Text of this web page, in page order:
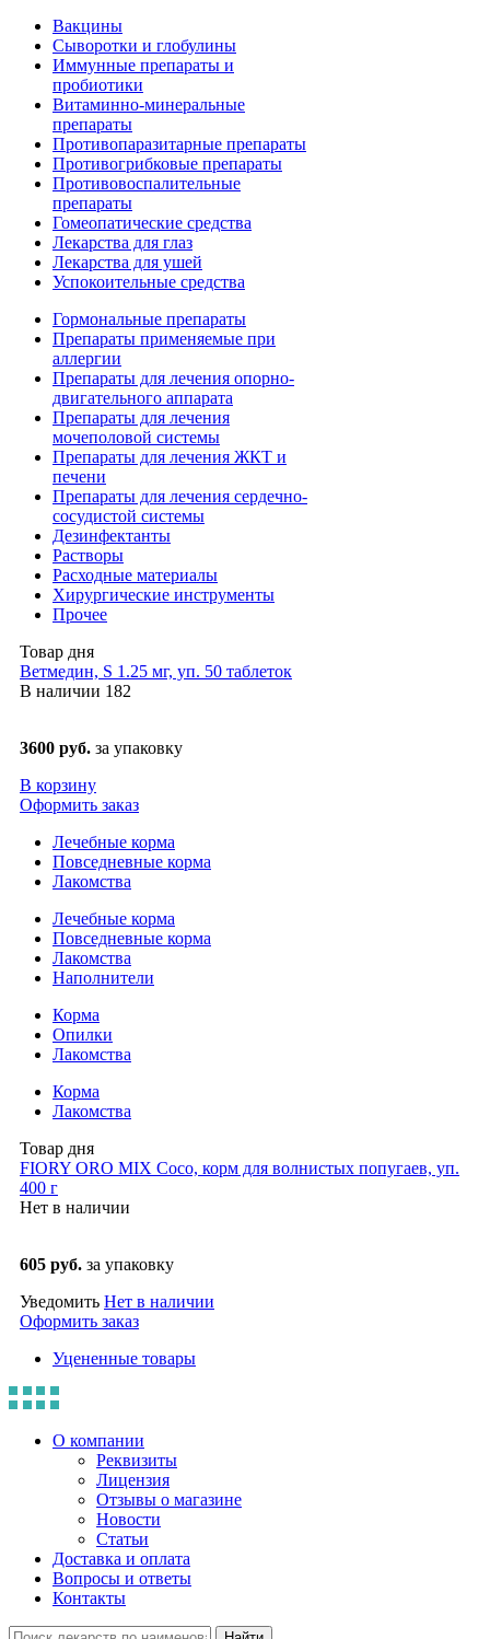
Вакцины
Сыворотки и глобулины
Иммунные препараты и
пробиотики
Витаминно-минеральные
препараты
Противопаразитарные препараты
Противогрибковые препараты
Противовоспалительные
препараты
Гомеопатические средства
Лекарства для глаз
Лекарства для ушей
Успокоительные средства
Гормональные препараты
Препараты применяемые при
аллергии
Препараты для лечения опорно-
двигательного аппарата
Препараты для лечения
мочеполовой системы
Препараты для лечения ЖКТ и
печени
Препараты для лечения сердечно-
сосудистой системы
Дезинфектанты
Растворы
Расходные материалы
Хирургические инструменты
Прочее
Товар дня
Ветмедин, S 1.25 мг, уп. 50 таблеток
В наличии 182
3600 руб. за упаковку
В корзину
Оформить заказ
Лечебные корма
Повседневные корма
Лакомства
Лечебные корма
Повседневные корма
Лакомства
Наполнители
Корма
Опилки
Лакомства
Корма
Лакомства
Товар дня
FIORY ORO MIX Coco, корм для волнистых попугаев, уп.
400 г
Нет в наличии
605 руб. за упаковку
Уведомить Нет в наличии
Оформить заказ
Уцененные товары
О компании
Реквизиты
Лицензия
Отзывы о магазине
Новости
Статьи
Доставка и оплата
Вопросы и ответы
Контакты